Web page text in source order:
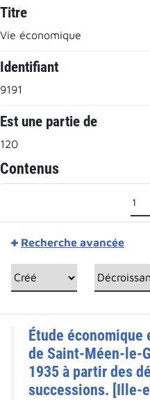
Titre
Vie économique
Identifiant
9191
Est une partie de
120
Contenus
Recherche avancée
Étude
de Saint-Méen-le-
1935 à partir des
successions. [Ille-